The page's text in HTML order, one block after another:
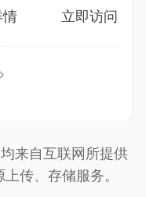
立即访问
来自互联网所提供
传、存储服务。